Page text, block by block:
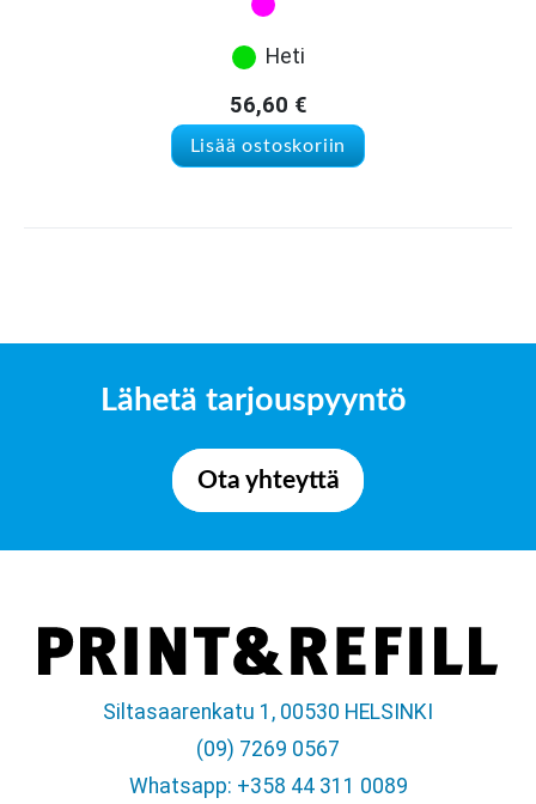
Heti
56,60 €
Lisää ostoskoriin
Lähetä tarjouspyyntö
Ota yhteyttä
Siltasaarenkatu 1, 00530 HELSINKI
(09) 7269 0567
Whatsapp: +358 44 311 0089